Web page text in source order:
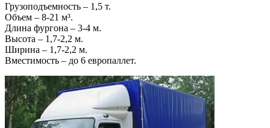
Грузоподъемность – 1,5 т.
Объем – 8-21 м³.
Длина фургона – 3-4 м.
Высота – 1,7-2,2 м.
Ширина – 1,7-2,2 м.
Вместимость – до 6 европаллет.